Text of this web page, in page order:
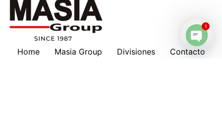
Home Masia Group Divisiones
ContactoOpen
1